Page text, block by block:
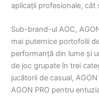
aplicații profesionale, cât
Sub-brand-ul AOC,
mai puternice portofolii
performanță din lume și
de joc grupate în trei
jucătorii de casual,
AGON PRO pentru